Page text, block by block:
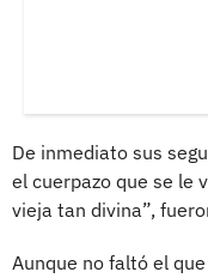
De inmediato sus
el cuerpazo que se le
vieja tan divina”,
Aunque no faltó el